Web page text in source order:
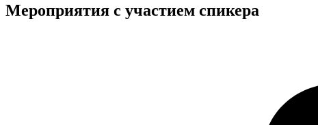
Мероприятия с участием спикера